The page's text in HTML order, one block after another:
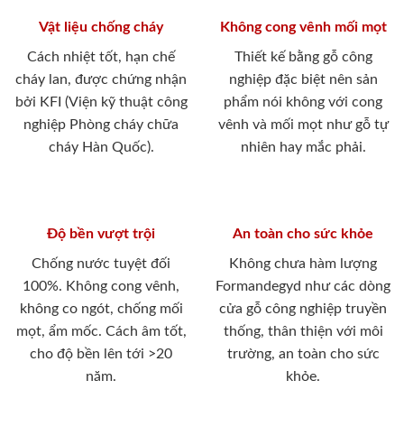
Vật liệu chống cháy
Cách nhiệt tốt, hạn chế
cháy lan, được chứng nhận
bởi KFI (Viện kỹ thuật công
nghiệp Phòng cháy chữa
cháy Hàn Quốc).
Không cong vênh mối mọt
Thiết kế bằng gỗ công
nghiệp đặc biệt nên sản
phẩm nói không với cong
vênh và mối mọt như gỗ tự
nhiên hay mắc phải.
Độ bền vượt trội
Chống nước tuyệt đối
100%. Không cong vênh,
không co ngót, chống mối
mọt, ẩm mốc. Cách âm tốt,
cho độ bền lên tới >20
năm.
An toàn cho sức khỏe
Không chưa hàm lượng
Formandegyd như các dòng
cửa gỗ công nghiệp truyền
thống, thân thiện với môi
trường, an toàn cho sức
khỏe.